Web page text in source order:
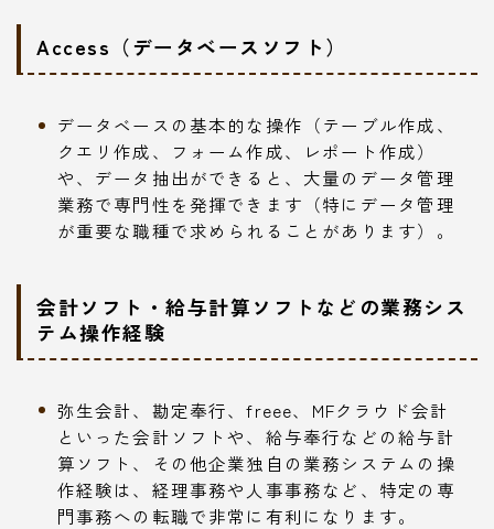
Access（データベースソフト）
データベースの基本的な操作（テーブル作成、
クエリ作成、フォーム作成、レポート作成）
や、データ抽出ができると、大量のデータ管理
業務で専門性を発揮できます（特にデータ管理
が重要な職種で求められることがあります）。
会計ソフト・給与計算ソフトなどの業務シス
テム操作経験
弥生会計、勘定奉行、freee、MFクラウド会計
といった会計ソフトや、給与奉行などの給与計
算ソフト、その他企業独自の業務システムの操
作経験は、経理事務や人事事務など、特定の専
門事務への転職で非常に有利になります。